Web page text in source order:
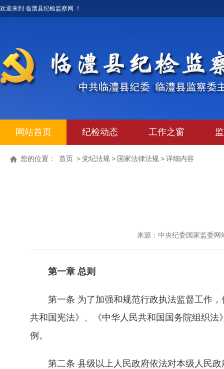
欢迎来到 临澧县纪检监察网 ！
网站首页 纪检动态 工作之窗
您的位置： 首页 > 党纪法规> 国家法律法规>详细内容
来源：中央纪委国家监委
第一章 总则
第一条 为了加强和规范行政执法监督工作，
共和国宪法》、《中华人民共和国国务院组织
例。
第二条 县级以上人民政府依法对本级人民政